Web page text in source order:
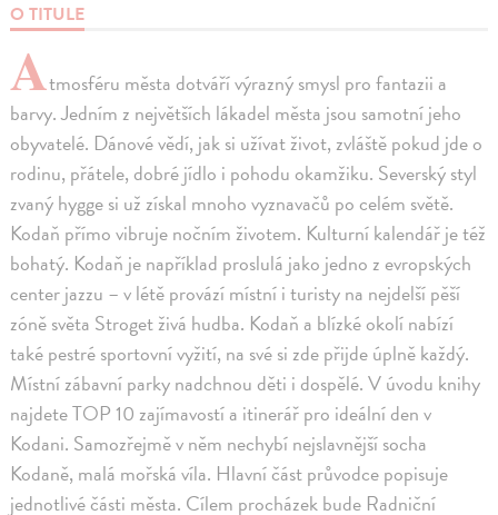
O TITULE
Atmosféru města dotváří výrazný smysl pro fantazii a
barvy. Jedním z největších lákadel města jsou samotní jeho
obyvatelé. Dánové vědí, jak si užívat život, zvláště pokud jde o
rodinu, přátele, dobré jídlo i pohodu okamžiku. Severský styl
zvaný hygge si už získal mnoho vyznavačů po celém světě.
Kodaň přímo vibruje nočním životem. Kulturní kalendář je též
bohatý. Kodaň je například proslulá jako jedno z evropských
center jazzu – v létě provází místní i turisty na nejdelší pěší
zóně světa Stroget živá hudba. Kodaň a blízké okolí nabízí
také pestré sportovní vyžití, na své si zde přijde úplně každý.
Místní zábavní parky nadchnou děti i dospělé. V úvodu knihy
najdete TOP 10 zajímavostí a itinerář pro ideální den v
Kodani. Samozřejmě v něm nechybí nejslavnější socha
Kodaně, malá mořská víla. Hlavní část průvodce popisuje
jednotlivé části města. Cílem procházek bude Radniční